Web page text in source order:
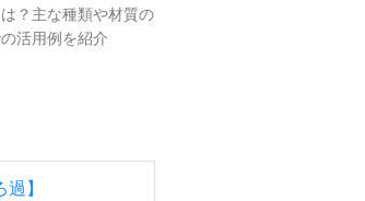
？主な種類や材質の
活用例を紹介
】